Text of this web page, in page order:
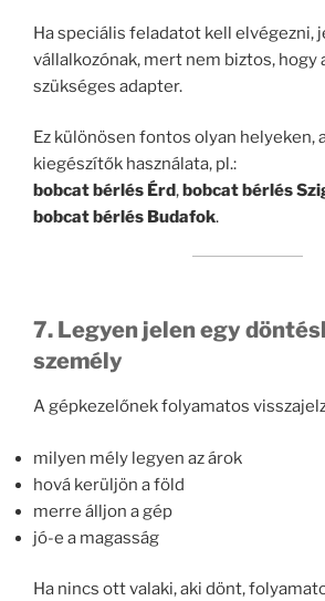
Ha speciális feladatot kell elvégezni,
vállalkozónak, mert nem biztos, hogy
szükséges adapter.
Ez különösen fontos olyan helyeken,
kiegészítők használata, pl.:
bobcat bérlés Érd, bobcat bérlés
bobcat bérlés Budafok.
7. Legyen jelen egy
személy
A gépkezelőnek folyamatos
milyen mély legyen az árok
hová kerüljön a föld
merre álljon a gép
jó-e a magasság
Ha nincs ott valaki, aki dönt,